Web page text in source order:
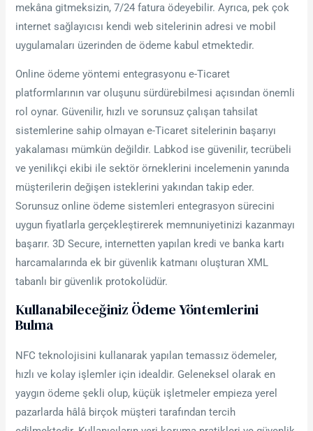
mekâna gitmeksizin, 7/24 fatura ödeyebilir. Ayrıca, pek çok
internet sağlayıcısı kendi web sitelerinin adresi ve mobil
uygulamaları üzerinden de ödeme kabul etmektedir.
Online ödeme yöntemi entegrasyonu e-Ticaret
platformlarının var oluşunu sürdürebilmesi açısından önemli
rol oynar. Güvenilir, hızlı ve sorunsuz çalışan tahsilat
sistemlerine sahip olmayan e-Ticaret sitelerinin başarıyı
yakalaması mümkün değildir. Labkod ise güvenilir, tecrübeli
ve yenilikçi ekibi ile sektör örneklerini incelemenin yanında
müşterilerin değişen isteklerini yakından takip eder.
Sorunsuz online ödeme sistemleri entegrasyon sürecini
uygun fiyatlarla gerçekleştirerek memnuniyetinizi kazanmayı
başarır. 3D Secure, internetten yapılan kredi ve banka kartı
harcamalarında ek bir güvenlik katmanı oluşturan XML
tabanlı bir güvenlik protokolüdür.
Kullanabileceğiniz Ödeme Yöntemlerini
Bulma
NFC teknolojisini kullanarak yapılan temassız ödemeler,
hızlı ve kolay işlemler için idealdir. Geleneksel olarak en
yaygın ödeme şekli olup, küçük işletmeler empieza yerel
pazarlarda hâlâ birçok müşteri tarafından tercih